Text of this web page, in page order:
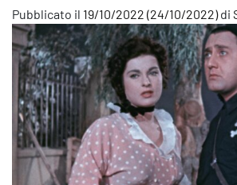
Pubblicato il 19/10/2022 (24/10/2022)di